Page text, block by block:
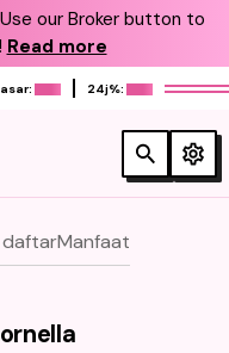
our Broker button to
Read more
24j%:
daftarManfaat